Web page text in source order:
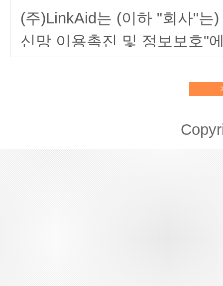
체결, 서비스 제공,
권리와 의무, 책임 사항, 적
① "서비스"라 함은 회사가
(주)LinkAid는 (이하 "회사"는
신망 이용촉진 및 정보보호"
어떠한 용도와 방식으로 이
회사는 개인정보취급방침